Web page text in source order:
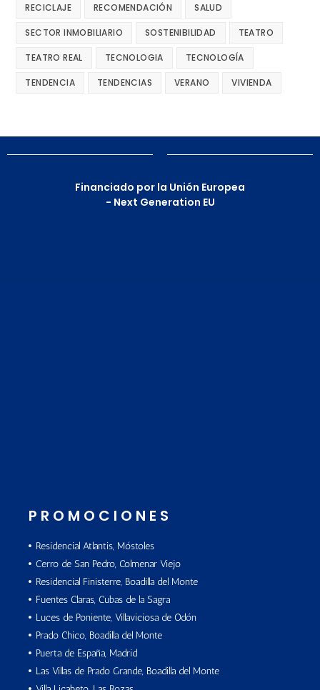
RECICLAJE RECOMENDACIÓN SALUD
SECTOR INMOBILIARIO SOSTENIBILIDAD TEATRO
TEATRO REAL TECNOLOGIA TECNOLOGÍA
TENDENCIA TENDENCIAS VERANO VIVIENDA
Financiado por la Unión Europea
- Next Generation EU
PROMOCIONES
Residencial Atlantis, Móstoles
Cerro de San Pedro, Colmenar Viejo
Residencial Finisterre, Boadilla del Monte
Fuentes Claras, Cubas de la Sagra
Luces de Poniente, Villaviciosa de Odón
Prado Chico, Boadilla del Monte
Puerta de España, Madrid
Las Villas de Prado Grande, Boadilla del Monte